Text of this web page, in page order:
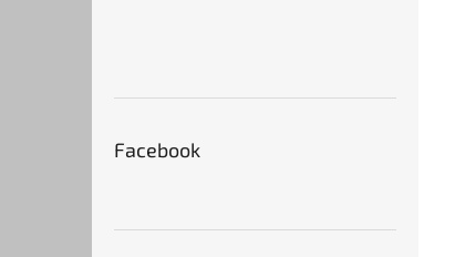
Facebook